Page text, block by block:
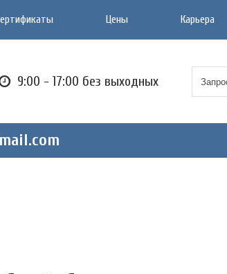
Цены Карьера
9:00 - 17:00 без выходных